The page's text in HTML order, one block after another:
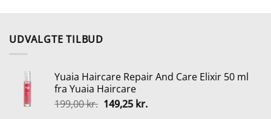
109,00 kr..81,75 kr.. 59,00 kr..17,00
UDVALGTE TILBUD
Yuaia Haircare Repair And Care Elixir 50 ml
fra Yuaia Haircare
199,00kr. Den
149,25 kr.Den